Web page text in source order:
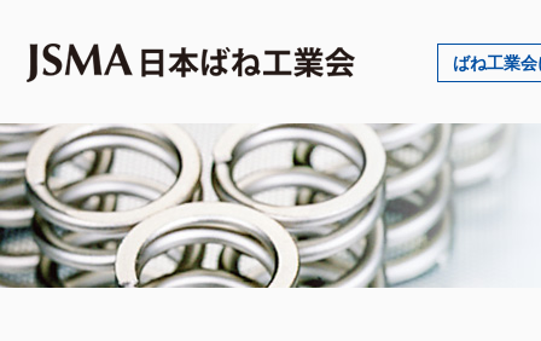
ばね工業